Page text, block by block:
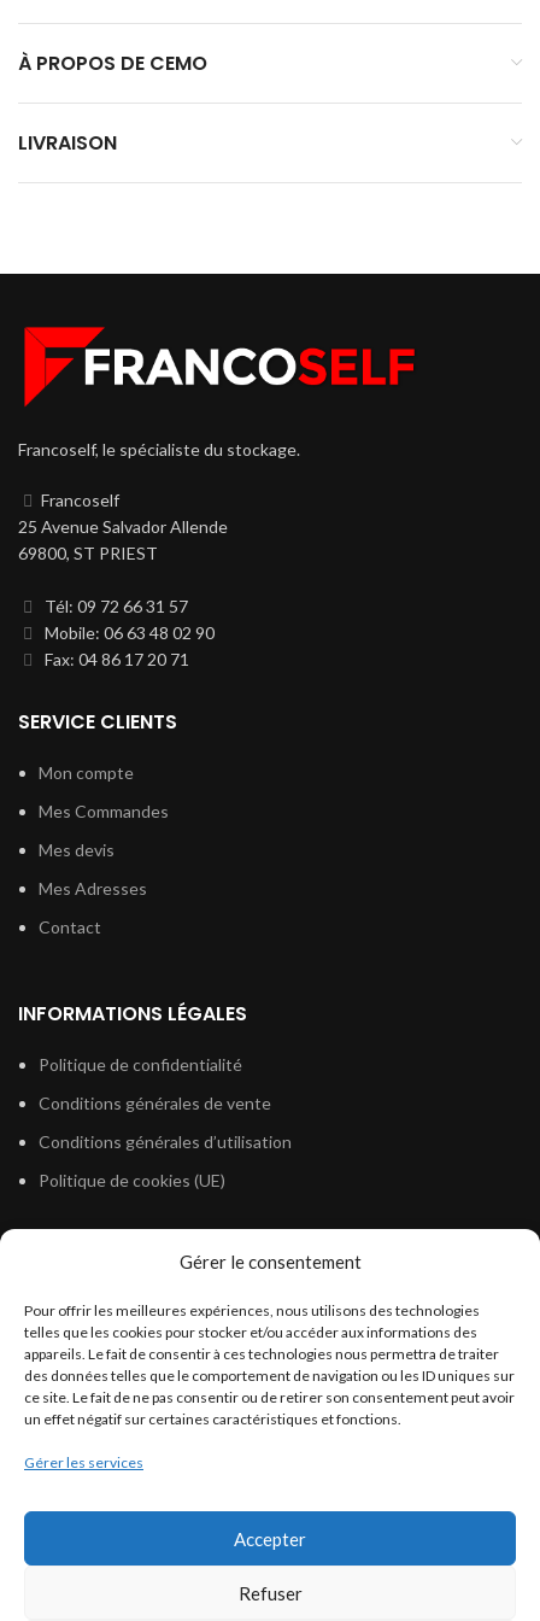
Gérer le consentement
Pour offrir les meilleures expériences, nous utilisons des technologies
telles que les cookies pour stocker et/ou accéder aux informations des
appareils. Le fait de consentir à ces technologies nous permettra de traiter
des données telles que le comportement de navigation ou les ID uniques sur
ce site. Le fait de ne pas consentir ou de retirer son consentement peut avoir
un effet négatif sur certaines caractéristiques et fonctions.
Gérer les services
Accepter
Refuser
À PROPOS DE CEMO
LIVRAISON
Francoself, le spécialiste du stockage.
Francoself
25 Avenue Salvador Allende
69800, ST PRIEST
Tél: 09 72 66 31 57
Mobile: 06 63 48 02 90
Fax: 04 86 17 20 71
SERVICE CLIENTS
Mon compte
Mes Commandes
Mes devis
Mes Adresses
Contact
INFORMATIONS LÉGALES
Politique de confidentialité
Conditions générales de vente
Conditions générales d’utilisation
Politique de cookies (UE)
Législation Gasoil Fioul GNR
Législation Essence
Législation Adblue
Législation Eau
Législation Lubrifiant
Législation Phytosanitaire